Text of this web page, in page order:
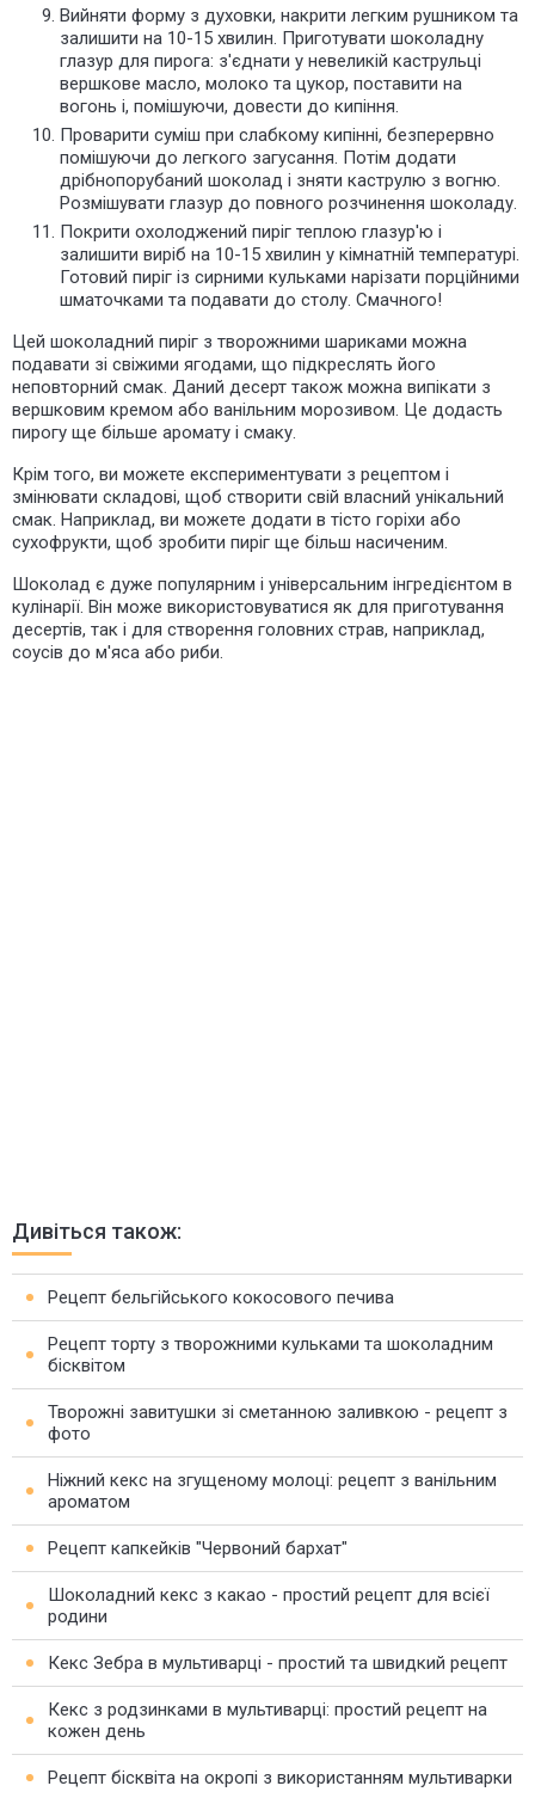
Вийняти форму з духовки, накрити легким рушником та
залишити на 10-15 хвилин. Приготувати шоколадну
глазур для пирога: з'єднати у невеликій каструльці
вершкове масло, молоко та цукор, поставити на
вогонь і, помішуючи, довести до кипіння.
Проварити суміш при слабкому кипінні, безперервно
помішуючи до легкого загусання. Потім додати
дрібнопорубаний шоколад і зняти каструлю з вогню.
Розмішувати глазур до повного розчинення шоколаду.
Покрити охолоджений пиріг теплою глазур'ю і
залишити виріб на 10-15 хвилин у кімнатній температурі.
Готовий пиріг із сирними кульками нарізати порційними
шматочками та подавати до столу. Смачного!
Цей шоколадний пиріг з творожними шариками можна
подавати зі свіжими ягодами, що підкреслять його
неповторний смак. Даний десерт також можна випікати з
вершковим кремом або ванільним морозивом. Це додасть
пирогу ще більше аромату і смаку.
Крім того, ви можете експериментувати з рецептом і
змінювати складові, щоб створити свій власний унікальний
смак. Наприклад, ви можете додати в тісто горіхи або
сухофрукти, щоб зробити пиріг ще більш насиченим.
Шоколад є дуже популярним і універсальним інгредієнтом в
кулінарії. Він може використовуватися як для приготування
десертів, так і для створення головних страв, наприклад,
соусів до м'яса або риби.
Дивіться також:
Рецепт бельгійського кокосового печива
Рецепт торту з творожними кульками та шоколадним
бісквітом
Творожні завитушки зі сметанною заливкою - рецепт з
фото
Ніжний кекс на згущеному молоці: рецепт з ванільним
ароматом
Рецепт капкейків "Червоний бархат"
Шоколадний кекс з какао - простий рецепт для всієї
родини
Кекс Зебра в мультиварці - простий та швидкий рецепт
Кекс з родзинками в мультиварці: простий рецепт на
кожен день
Рецепт бісквіта на окропі з використанням мультиварки